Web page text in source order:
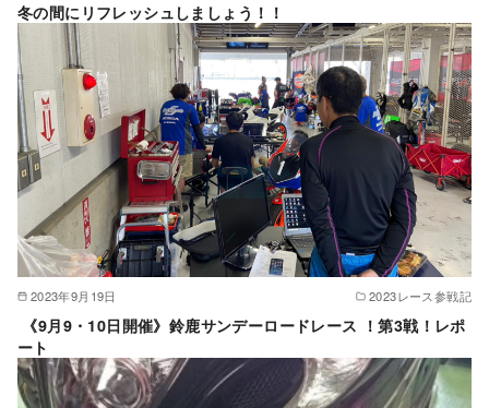
冬の間にリフレッシュしましょう！！
2023年9月19日 2023レース参戦記
《9月9・10日開催》鈴鹿サンデーロードレース ！第3戦！レポ
ート